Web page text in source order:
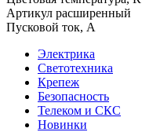
Артикул расширенный
Пусковой ток, А
Электрика
Светотехника
Крепеж
Безопасность
Телеком и СКС
Новинки